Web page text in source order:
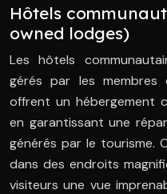
Hôtels
owned lodges)
Les hôtels
gérés par les membres
offrent un hébergement
en garantissant une
générés par le tourisme.
dans des endroits
visiteurs une vue